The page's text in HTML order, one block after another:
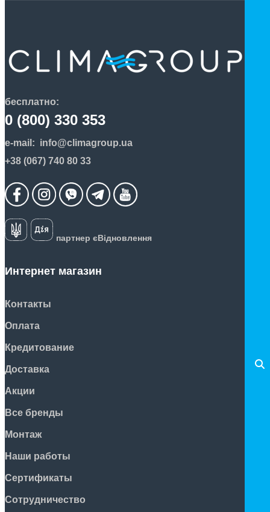
бесплатно:
0 (800) 330 353
e-mail: info@climagroup.ua
+38 (067) 740 80 33
партнер єВідновлення
Интернет магазин
Контакты
Оплата
Кредитование
Доставка
Акции
Все бренды
Монтаж
Наши работы
Сертификаты
Сотрудничество